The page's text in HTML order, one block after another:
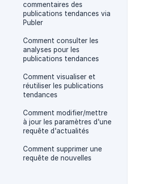
commentaires des
publications tendances via
Publer
Comment consulter les
analyses pour les
publications tendances
Comment visualiser et
réutiliser les publications
tendances
Comment modifier/mettre
à jour les paramètres d'une
requête d'actualités
Comment supprimer une
requête de nouvelles